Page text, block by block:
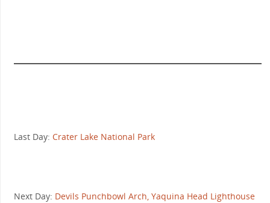
Last Day: Crater Lake National Park
Next Day: Devils Punchbowl Arch, Yaquina Head Lighthouse